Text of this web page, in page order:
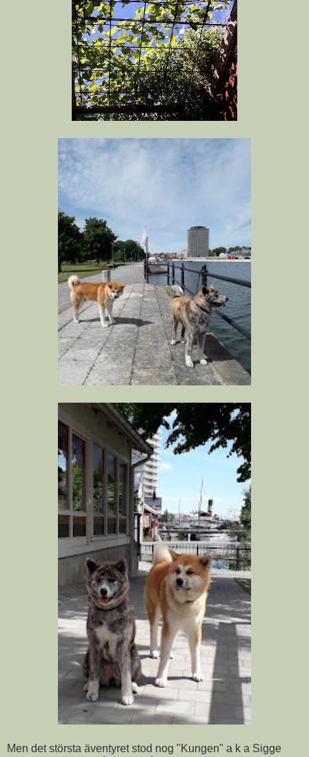
Men det största äventyret stod nog "Kungen" a k a Sigge